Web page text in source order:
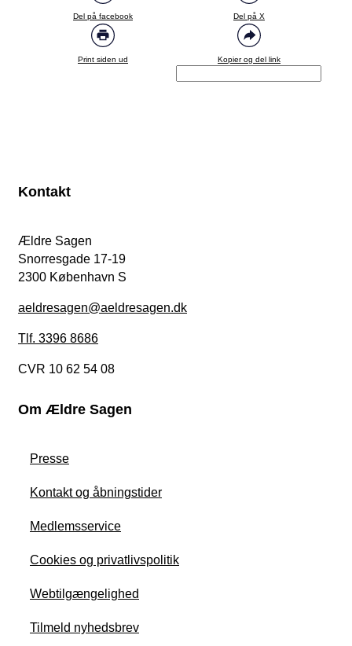
Del på facebook Del på X
Print siden ud Kopier og del link
Kontakt
Ældre Sagen
Snorresgade 17-19
2300 København S
aeldresagen@aeldresagen.dk
Tlf. 3396 8686
CVR 10 62 54 08
Om Ældre Sagen
Presse
Kontakt og åbningstider
Medlemsservice
Cookies og privatlivspolitik
Webtilgængelighed
Tilmeld nyhedsbrev